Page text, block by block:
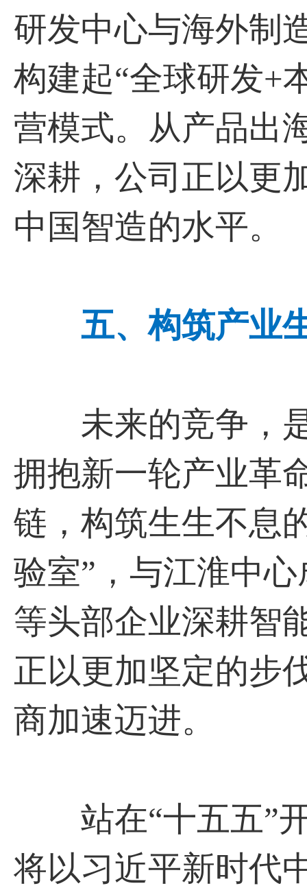
研发中心与海外制
构建起“全球研发+
营模式。从产品出
深耕，公司正以更
中国智造的水平。
五、构筑产业
未来的竞争，是
拥抱新一轮产业革
链，构筑生生不息
验室”，与江淮中
等头部企业深耕智
正以更加坚定的步
商加速迈进。
站在“十五五”开
将以习近平新时代